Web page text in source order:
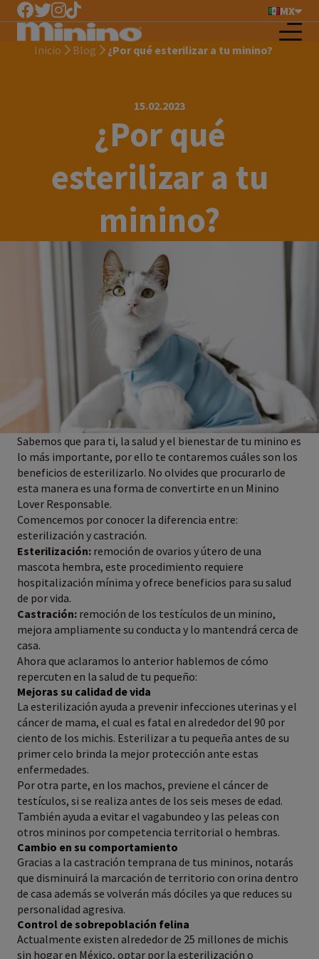
MX
Inicio Blog ¿Por qué esterilizar a tu minino?
15.02.2023
¿Por qué
esterilizar a tu
minino?
Sabemos que para ti, la salud y el bienestar de tu minino es
lo más importante, por ello te contaremos cuáles son los
beneficios de esterilizarlo. No olvides que procurarlo de
esta manera es una forma de convertirte en un Minino
Lover Responsable.
Comencemos por conocer la diferencia entre:
esterilización y castración.
Esterilización: remoción de ovarios y útero de una
mascota hembra, este procedimiento requiere
hospitalización mínima y ofrece beneficios para su salud
de por vida.
Castración: remoción de los testículos de un minino,
mejora ampliamente su conducta y lo mantendrá cerca de
casa.
Ahora que aclaramos lo anterior hablemos de cómo
repercuten en la salud de tu pequeño:
Mejoras su calidad de vida
​​La esterilización ayuda a prevenir infecciones uterinas y el
cáncer de mama, el cual es fatal en alrededor del 90 por
ciento de los michis. Esterilizar a tu pequeña antes de su
primer celo brinda la mejor protección ante estas
enfermedades.
Por otra parte, en los machos, previene el cáncer de
testículos, si se realiza antes de los seis meses de edad.
También ayuda a evitar el vagabundeo y las peleas con
otros mininos por competencia territorial o hembras.
Cambio en su comportamiento
Gracias a la castración temprana de tus mininos, notarás
que disminuirá la marcación de territorio con orina dentro
de casa además se volverán más dóciles ya que reduces su
personalidad agresiva.
Control de sobrepoblación felina
Actualmente existen alrededor de 25 millones de michis
sin hogar en México, optar por la esterilización o